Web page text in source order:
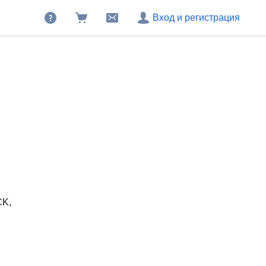
Вход и регистрация